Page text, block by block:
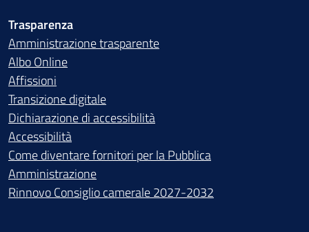
Trasparenza
Amministrazione trasparente
Albo Online
Affissioni
Transizione digitale
Dichiarazione di accessibilità
Accessibilità
Come diventare fornitori per la Pubblica
Amministrazione
Rinnovo Consiglio camerale 2027-2032